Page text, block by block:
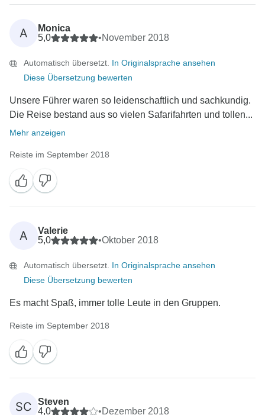
A
Monica
5,0
•November 2018
Automatisch übersetzt. In Originalsprache ansehen
Diese Übersetzung bewerten
Unsere Führer waren so leidenschaftlich und sachkundig.
Die Reise bestand aus so vielen Safarifahrten und tollen...
Mehr anzeigen
Reiste im September 2018
A
Valerie
5,0
•Oktober 2018
Automatisch übersetzt. In Originalsprache ansehen
Diese Übersetzung bewerten
Es macht Spaß, immer tolle Leute in den Gruppen.
Reiste im September 2018
SC
Steven
4,0
•Dezember 2018